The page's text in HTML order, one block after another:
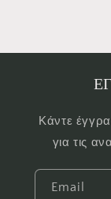
Κάντε
για τις
Email